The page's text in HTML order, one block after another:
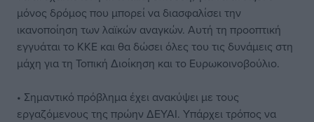
μόνος δρόμος που μπορεί να διασφαλίσει την
ικανοποίηση των λαϊκών αναγκών. Αυτή τη προοπτική
εγγυάται το ΚΚΕ και θα δώσει όλες του τις δυνάμεις στη
μάχη για τη Τοπική Διοίκηση και το Ευρωκοινοβούλιο.
• Σημαντικό πρόβλημα έχει ανακύψει με τους
εργαζόμενους της πρώην ΔΕΥΑΙ. Υπάρχει τρόπος να